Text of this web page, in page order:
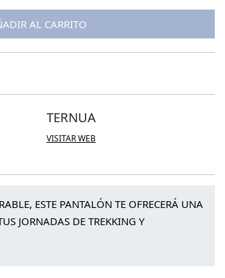
AL CARRITO
TERNUA
VISITAR WEB
ESTE PANTALÓN TE OFRECERÁ UNA
JORNADAS DE TREKKING Y